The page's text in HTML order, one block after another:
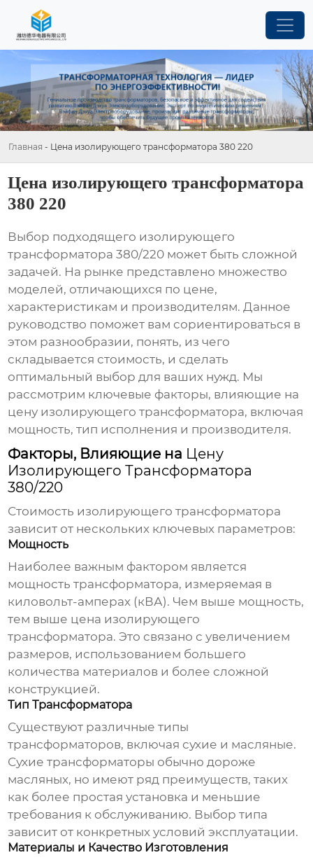
Главная - Цена изолирующего трансформатора 380 220
Цена изолирующего трансформатора
380 220
Выбор подходящего изолирующего
трансформатора 380/220 может быть сложной
задачей. На рынке представлено множество
моделей, отличающихся по цене,
характеристикам и производителям. Данное
руководство поможет вам сориентироваться в
этом разнообразии, понять, из чего
складывается стоимость, и сделать
оптимальный выбор для ваших нужд. Мы
рассмотрим ключевые факторы, влияющие на
цену изолирующего трансформатора, включая
мощность, тип исполнения и производителя.
Факторы, Влияющие на Цену
Изолирующего Трансформатора
380/220
Стоимость изолирующего трансформатора
зависит от нескольких ключевых параметров:
Мощность
Наиболее важным фактором является
мощность трансформатора, измеряемая в
киловольт-амперах (кВА). Чем выше мощность,
тем выше цена изолирующего
трансформатора. Это связано с увеличением
размеров, использованием большего
количества материалов и более сложной
конструкцией.
Тип Трансформатора
Существуют различные типы
трансформаторов, включая сухие и масляные.
Сухие трансформаторы обычно дороже
масляных, но имеют ряд преимуществ, таких
как более простая установка и меньшие
требования к обслуживанию. Выбор типа
зависит от конкретных условий эксплуатации.
Материалы и Качество Изготовления